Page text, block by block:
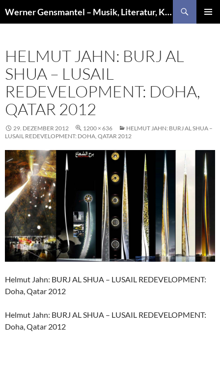
Inhalt
Werner Gensmantel – Musik, Literatur, Kunst
HELMUT JAHN: BURJ AL
SHUA – LUSAIL
REDEVELOPMENT: DOHA,
QATAR 2012
29. DEZEMBER 2012 1200 × 636
HELMUT JAHN: BURJ AL SHUA –
LUSAIL REDEVELOPMENT: DOHA, QATAR 2012
Helmut Jahn: BURJ AL SHUA – LUSAIL REDEVELOPMENT:
Doha, Qatar 2012
Helmut Jahn: BURJ AL SHUA – LUSAIL REDEVELOPMENT:
Doha, Qatar 2012